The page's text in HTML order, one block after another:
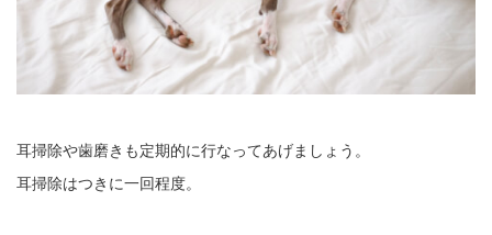
耳掃除や歯磨きも定期的に行なってあげましょう。
耳掃除はつきに一回程度。